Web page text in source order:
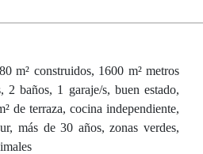
m² construidos, 1600 m² metros
2 baños, 1 garaje/s, buen estado,
de terraza, cocina independiente,
más de 30 años, zonas verdes,